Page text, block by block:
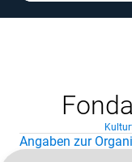
Angaben zur